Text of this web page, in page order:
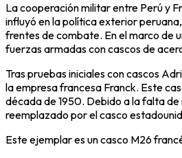
La cooperación militar entre Perú y
influyó en la política exterior
frentes de combate. En el marco de
fuerzas armadas con cascos de
Tras pruebas iniciales con cascos
la empresa francesa Franck. Este
década de 1950. Debido a la falta
reemplazado por el casco
Este ejemplar es un casco M26